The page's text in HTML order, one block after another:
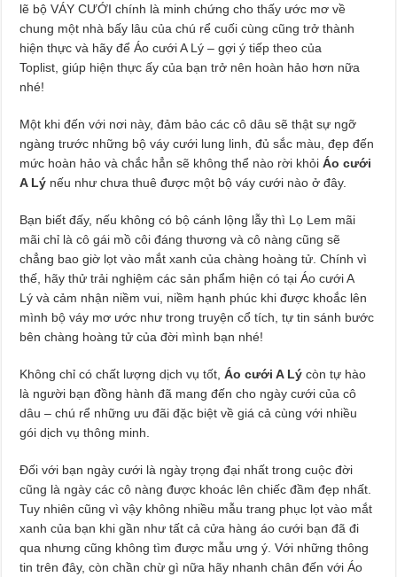
lẽ bộ VÁY CƯỚI chính là minh chứng cho thấy ước mơ về
chung một nhà bấy lâu của chú rể cuối cùng cũng trở thành
hiện thực và hãy để Áo cưới A Lý – gợi ý tiếp theo của
Toplist, giúp hiện thực ấy của bạn trở nên hoàn hảo hơn nữa
nhé!
Một khi đến với nơi này, đảm bảo các cô dâu sẽ thật sự ngỡ
ngàng trước những bộ váy cưới lung linh, đủ sắc màu, đẹp đến
mức hoàn hảo và chắc hẳn sẽ không thể nào rời khỏiÁo cưới
A Lý nếu như chưa thuê được một bộ váy cưới nào ở đây.
Bạn biết đấy, nếu không có bộ cánh lộng lẫy thì Lọ Lem mãi
mãi chỉ là cô gái mồ côi đáng thương và cô nàng cũng sẽ
chẳng bao giờ lọt vào mắt xanh của chàng hoàng tử. Chính vì
thế, hãy thử trải nghiệm các sản phẩm hiện có tại Áo cưới A
Lý và cảm nhận niềm vui, niềm hạnh phúc khi được khoắc lên
mình bộ váy mơ ước như trong truyện cổ tích, tự tin sánh bước
bên chàng hoàng tử của đời mình bạn nhé!
Không chỉ có chất lượng dịch vụ tốt,Áo cưới A Lý còn tự hào
là người bạn đồng hành đã mang đến cho ngày cưới của cô
dâu – chú rể những ưu đãi đặc biệt về giá cả cùng với nhiều
gói dịch vụ thông minh.
Đối với bạn ngày cưới là ngày trọng đại nhất trong cuộc đời
cũng là ngày các cô nàng được khoác lên chiếc đầm đẹp nhất.
Tuy nhiên cũng vì vậy không nhiều mẫu trang phục lọt vào mắt
xanh của bạn khi gần như tất cả cửa hàng áo cưới bạn đã đi
qua nhưng cũng không tìm được mẫu ưng ý. Với những thông
tin trên đây, còn chần chừ gì nữa hãy nhanh chân đến với Áo